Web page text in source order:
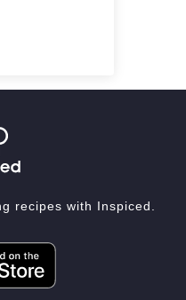
recipes with Inspiced.